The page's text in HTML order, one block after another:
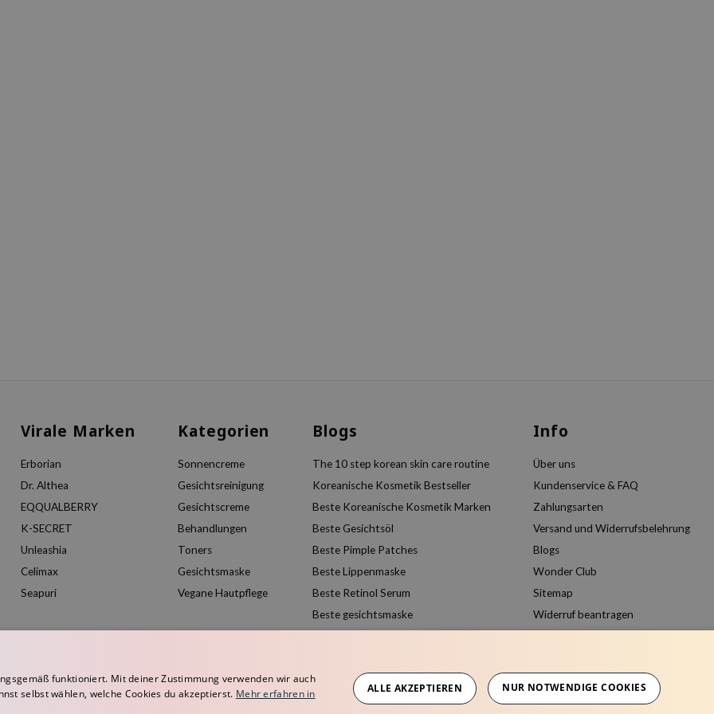
Virale Marken
Erborian
Dr. Althea
EQQUALBERRY
K-SECRET
Unleashia
Celimax
Seapuri
Kategorien
Sonnencreme
Gesichtsreinigung
Gesichtscreme
Behandlungen
Toners
Gesichtsmaske
Vegane Hautpflege
Blogs
The 10 step korean skin care routine
Koreanische Kosmetik Bestseller
Beste Koreanische Kosmetik Marken
Beste Gesichtsöl
Beste Pimple Patches
Beste Lippenmaske
Beste Retinol Serum
Beste gesichtsmaske
Info
Über uns
Kundenservice & FAQ
Zahlungsarten
Versand und Widerrufsbelehrung
Blogs
Wonder Club
Sitemap
Widerruf beantragen
funktioniert. Mit deiner Zustimmung verwenden wir auch
selbst wählen, welche Cookies du akzeptierst. Mehr erfahren in
ALLE AKZEPTIEREN NUR NOTWENDIGE COOKIES